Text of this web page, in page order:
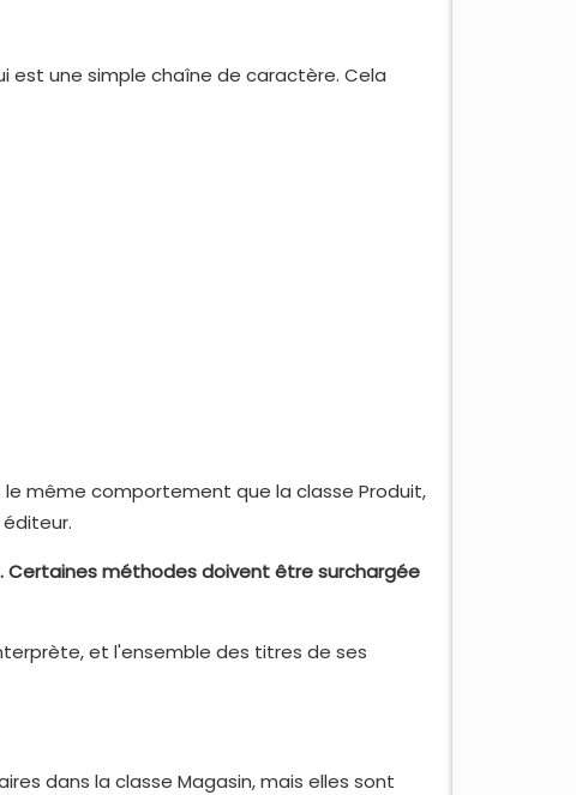
est une simple chaîne de caractère. Cela
le même comportement que la classe Produit,
Certaines méthodes doivent être surchargée
et l'ensemble des titres de ses
dans la classe Magasin, mais elles sont